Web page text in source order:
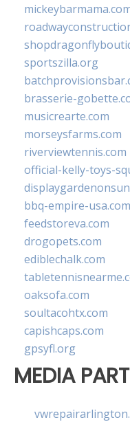
sportszilla.org
brasserie-
musicrearte.com
morseysfarms.com
riverviewtennis.com
official-kelly-toys-
bbq-empire-usa.com
feedstoreva.com
drogopets.com
ediblechalk.com
oaksofa.com
soultacohtx.com
capishcaps.com
gpsyfl.org
MEDIA